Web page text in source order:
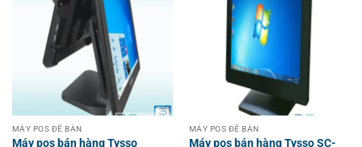
MÁY POS ĐỂ BÀN
Máy pos bán hàng Tysso
MÁY POS ĐỂ BÀN
Máy pos bán hàng Tysso SC-